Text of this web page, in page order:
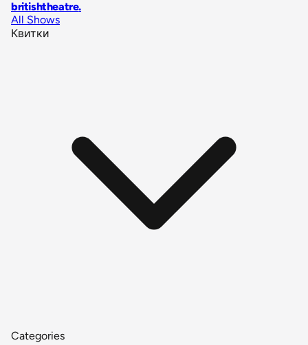
britishtheatre.
All Shows
Квитки
Categories